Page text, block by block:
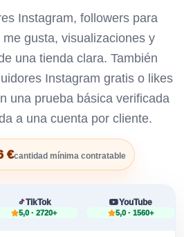
Instagram, followers para
gusta, visualizaciones y
una tienda clara. También
Instagram gratis o likes
una prueba básica verificada
a una cuenta por cliente.
€cantidad mínima contratable
TikTok
5,0 · 2720+
YouTube
5,0 · 1560+